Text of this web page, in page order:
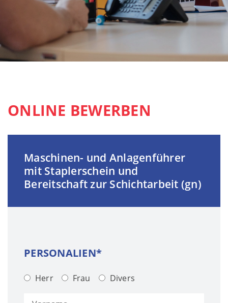
ONLINE BEWERBEN
Maschinen- und Anlagenführer
mit Staplerschein und
Bereitschaft zur Schichtarbeit (gn)
PERSONALIEN*
Herr Frau Divers